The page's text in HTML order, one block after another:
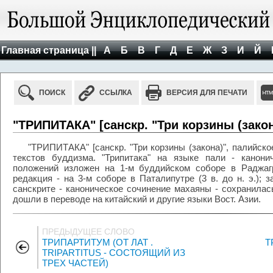
Главная страница || А Б В Г Д Е Ж З И Й
ПОИСК ССЫЛКА ВЕРСИЯ ДЛЯ ПЕЧАТИ
"ТРИПИТАКА" [санскр. "Три корзины
"ТРИПИТАКА" [санскр. "Три корзины (закона)",
текстов буддизма. "Трипитака" на языке пали -
положений изложен на 1-м буддийском соборе в
редакция - на 3-м соборе в Паталипутре (3 в. до н. э.);
санскрите - каноническое сочинение махаяны -
дошли в переводе на китайский и другие языки Вост. Азии.
ПРЕДЫДУЩЕЕ СЛОВО
ТРИПАРТИТУМ (ОТ ЛАТ .
TRIPARTITUS - СОСТОЯЩИЙ ИЗ
ТРЕХ ЧАСТЕЙ)